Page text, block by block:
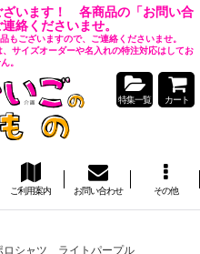
ざいます！ 各商品の「お問い合
絡くださいませ。
もございますので、ご連絡くださいませ。
サイズオーダーや名入れの特注対応はしてお
。
特集一覧 カート
ご利用案内 お問い合わせ その他
ロシャツ ライトパープル